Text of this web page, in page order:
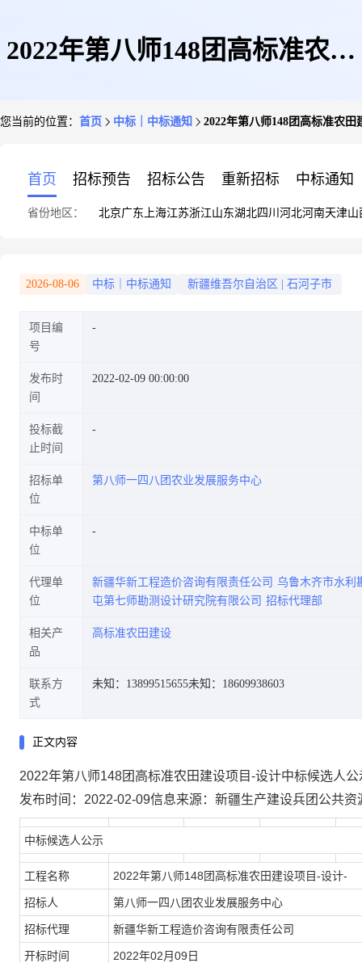
2022年第八师148团高标准农田
您当前的位置： 首页 中标｜中标通知 2022年第八师148团高标准农
首页 招标预告 招标公告 重新招标 中标通知
省份地区： 北京广东 上海江苏浙江山东湖北四川 河北河南天津山
2026-08-06 中标｜中标通知 新疆维吾尔自治区 石河子市
项目编
号
发布时
间
2022-02-09 00:00:00
投标截
止时间
招标单
位
第八师一四八团农业发展服务中心
中标单
位
代理单
位
新疆华新工程造价咨询有限责任公司 乌鲁木齐市水利
屯第七师勘测设计研究院有限公司 招标代理部
相关产
品
高标准农田建设
联系方
式
未知：13899515655未知：18609938603
正文内容
2022年第八师148团高标准农田建设项目-设计中标候选人公
发布时间：2022-02-09信息来源： 新疆生产建设兵团公共资
中标候选人公示
工程名称 2022年第八师148团高标准农田建设项目-设计-
招标人 第八师一四八团农业发展服务中心
招标代理 新疆华新工程造价咨询有限责任公司
开标时间 2022年02月09日